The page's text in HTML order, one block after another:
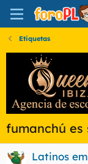
Etiquetas
fumanchú
Latinos